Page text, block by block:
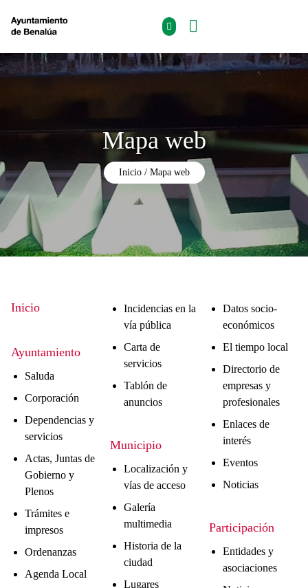
Mapa web
Inicio Mapa web
Inicio
Ayuntamiento
Saluda
Corporación
Dependencias y
servicios
Actas, Juntas de
Gobierno y
Plenos
Trámites e
impresos
Ordenanzas
Agenda Local
Incidencias en la
vía pública
Carta de
servicios
Tablón de
anuncios
Municipio
Localización y
vías de acceso
Galería
multimedia
Historia de la
ciudad
Lugares
Datos socio-
económicos
El tiempo local
Directorio de
empresas y
profesionales
Enlaces de
interés
Eventos
Noticias
Participación
Entidades y
asociaciones